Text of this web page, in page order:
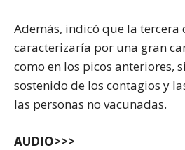
Además, indicó que la tercera
caracterizaría por una gran
como en los picos anteriores,
sostenido de los contagios y
las personas no vacunadas.
AUDIO>>>